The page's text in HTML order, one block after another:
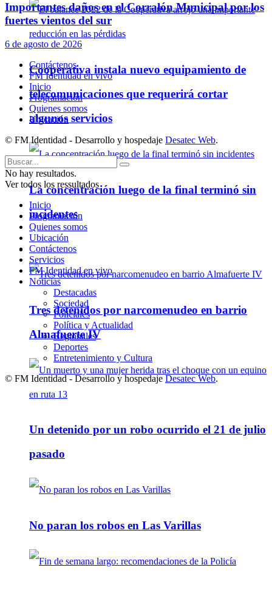
Cooperativa instala nuevo equipamiento de
telecomunicaciones que requerirá cortar
algunos servicios
La concentración luego de la final terminó sin
incidentes
Policiales
Tres detenidos por narcomenudeo en barrio
Almafuerte IV
Un detenido por un robo ocurrido el 21 de julio
pasado
No paran los robos en Las Varillas
Importantes daños en el Corralón Municipal por los
fuertes vientos del sur
6 de agosto de 2026
Contáctenos
FM Identidad en vivo
Inicio
Programación
Quienes somos
Ubicación
© FM Identidad - Desarrollo y hospedaje Desatec Web.
No hay resultados.
Ver todos los ressultados
Inicio
Programación
Quienes somos
Ubicación
Contáctenos
Servicios
FM Identidad en vivo
Noticias
Destacadas
Sociedad
Policiales
Política y Actualidad
Regionales
Deportes
Entretenimiento y Cultura
© FM Identidad - Desarrollo y hospedaje Desatec Web.